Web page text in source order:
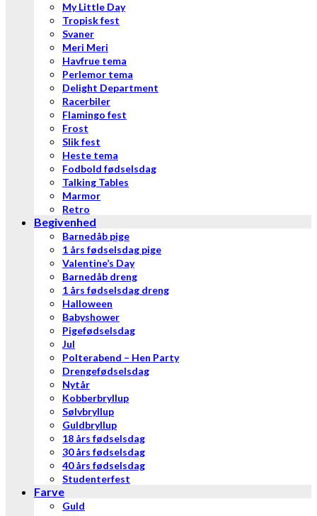
My Little Day
Tropisk fest
Svaner
Meri Meri
Havfrue tema
Perlemor tema
Delight Department
Racerbiler
Flamingo fest
Frost
Slik fest
Heste tema
Fodbold fødselsdag
Talking Tables
Marmor
Retro
Begivenhed
Barnedåb pige
1 års fødselsdag pige
Valentine’s Day
Barnedåb dreng
1 års fødselsdag dreng
Halloween
Babyshower
Pigefødselsdag
Jul
Polterabend – Hen Party
Drengefødselsdag
Nytår
Kobberbryllup
Sølvbryllup
Guldbryllup
18 års fødselsdag
30 års fødselsdag
40 års fødselsdag
Studenterfest
Farve
Guld